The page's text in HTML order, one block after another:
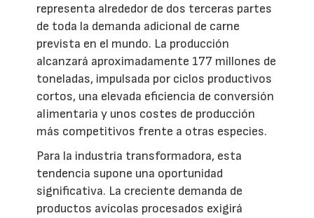
representa alrededor de dos terceras partes
de toda la demanda adicional de carne
prevista en el mundo. La producción
alcanzará aproximadamente 177 millones de
toneladas, impulsada por ciclos productivos
cortos, una elevada eficiencia de conversión
alimentaria y unos costes de producción
más competitivos frente a otras especies.
Para la industria transformadora, esta
tendencia supone una oportunidad
significativa. La creciente demanda de
productos avícolas procesados exigirá